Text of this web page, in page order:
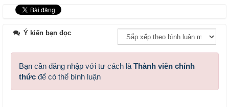
Ý kiến bạn đọc
Bạn cần đăng nhập với tư cách là Thành viên chính
thức để có thể bình luận